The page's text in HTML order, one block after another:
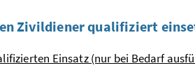
Zivildiener qualifiziert
Einsatz (nur bei Bedarf